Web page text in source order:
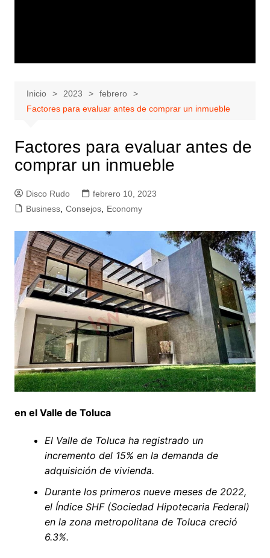
Inicio 2023
febrero
Factores para evaluar antes de comprar un inmueble
Factores para evaluar antes de
comprar un inmueble
Disco Rudo
febrero 10, 2023
Business, Consejos, Economy
en el Valle de Toluca
El Valle de Toluca ha registrado un
incremento del 15% en la demanda de
adquisición de vivienda.
Durante los primeros nueve meses de 2022,
el Índice SHF (Sociedad Hipotecaria Federal)
en la zona metropolitana de Toluca creció
6.3%.